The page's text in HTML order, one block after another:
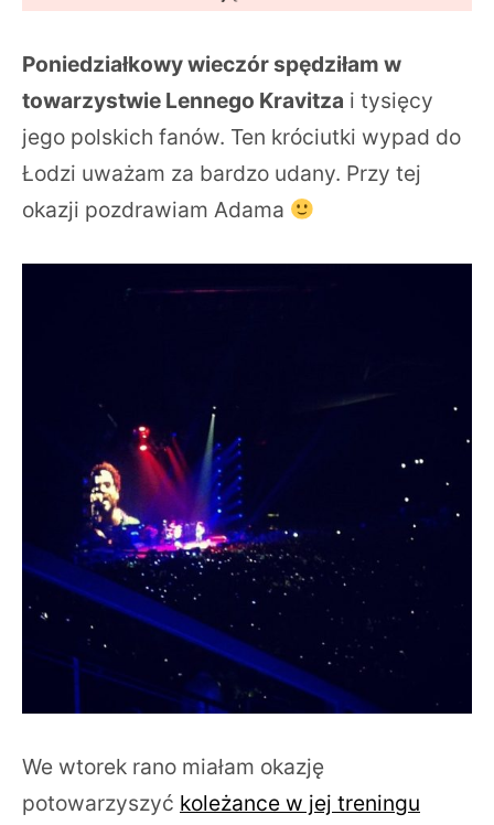
Poniedziałkowy wieczór spędziłam w
towarzystwie Lennego Kravitza i tysięcy
jego polskich fanów. Ten króciutki wypad do
Łodzi uważam za bardzo udany. Przy tej
okazji pozdrawiam Adama
We wtorek rano miałam okazję
potowarzyszyć koleżance w jej treningu